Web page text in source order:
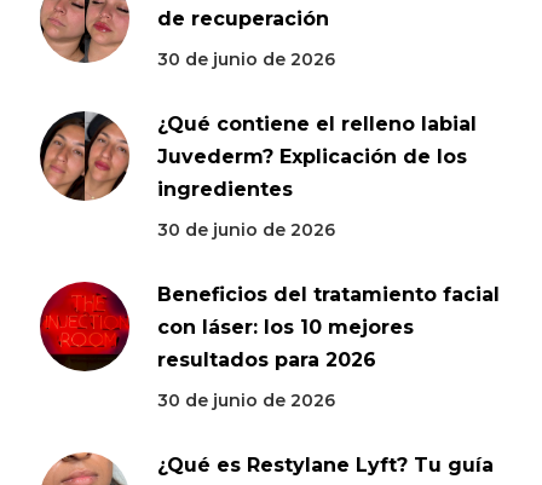
de recuperación
30 de junio de 2026
¿Qué contiene el relleno labial
Juvederm? Explicación de los
ingredientes
30 de junio de 2026
Beneficios del tratamiento facial
con láser: los 10 mejores
resultados para 2026
30 de junio de 2026
¿Qué es Restylane Lyft? Tu guía